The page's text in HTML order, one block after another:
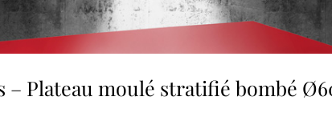
– Plateau moulé stratifié bombé